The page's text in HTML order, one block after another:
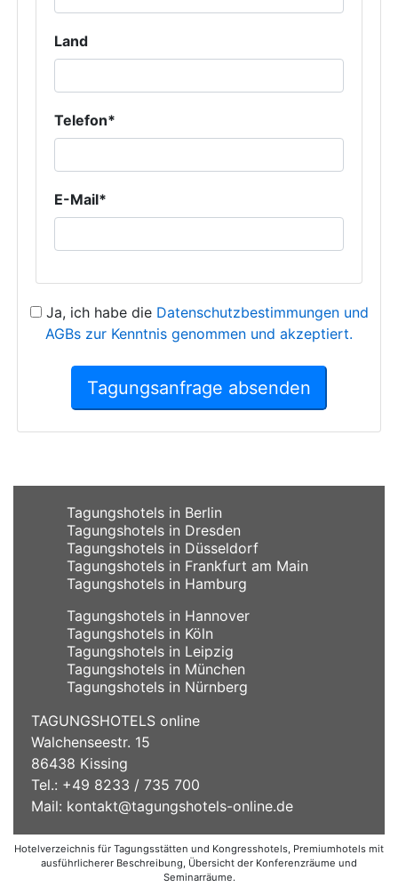
Land
Telefon*
E-Mail*
Ja, ich habe die Datenschutzbestimmungen und
AGBs zur Kenntnis genommen und akzeptiert.
Tagungsanfrage absenden
Tagungshotels in Berlin
Tagungshotels in Dresden
Tagungshotels in Düsseldorf
Tagungshotels in Frankfurt am Main
Tagungshotels in Hamburg
Tagungshotels in Hannover
Tagungshotels in Köln
Tagungshotels in Leipzig
Tagungshotels in München
Tagungshotels in Nürnberg
TAGUNGSHOTELS online
Walchenseestr. 15
86438 Kissing
Tel.: +49 8233 / 735 700
Mail: kontakt@tagungshotels-online.de
Hotelverzeichnis für Tagungsstätten und Kongresshotels, Premiumhotels mit
ausführlicherer Beschreibung, Übersicht der Konferenzräume und
Seminarräume.